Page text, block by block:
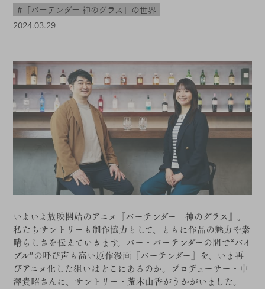
#「バーテンダー 神のグラス」の世界
2024.03.29
いよいよ放映開始のアニメ『バーテンダー 神のグラス』。
私たちサントリーも制作協力として、ともに作品の魅力や素
晴らしさを伝えていきます。バー・バーテンダーの間で“バイ
ブル”の呼び声も高い原作漫画『バーテンダー』を、いま再
びアニメ化した狙いはどこにあるのか。プロデューサー・中
澤貴昭さんに、サントリー・荒木由香がうかがいました。